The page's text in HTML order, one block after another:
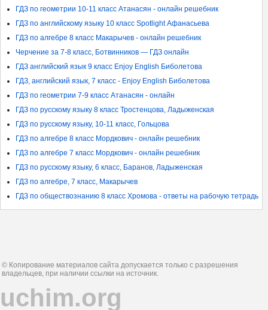
ГДЗ по геометрии 10-11 класс Атанасян - онлайн решебник
ГДЗ по английскому языку 10 класс Spotlight Афанасьева
ГДЗ по алгебре 8 класс Макарычев - онлайн решебник
Черчение за 7-8 класс, Ботвинников — ГДЗ онлайн
ГДЗ английский язык 9 класс Enjoy English Биболетова
ГДЗ, английский язык, 7 класс - Enjoy English Биболетова
ГДЗ по геометрии 7-9 класс Атанасян - онлайн
ГДЗ по русскому языку 8 класс Тростенцова, Ладыженская
ГДЗ по русскому языку, 10-11 класс, Гольцова
ГДЗ по алгебре 8 класс Мордкович - онлайн решебник
ГДЗ по алгебре 7 класс Мордкович - онлайн решебник
ГДЗ по русскому языку, 6 класс, Баранов, Ладыженская
ГДЗ по алгебре, 7 класс, Макарычев
ГДЗ по обществознанию 8 класс Хромова - ответы на рабочую тетрадь
© Копирование материалов сайта допускается только с разрешения
владельцев, при наличии ссылки на источник.
uchim.org